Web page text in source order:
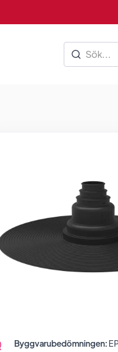
Byggvarubedömningen: